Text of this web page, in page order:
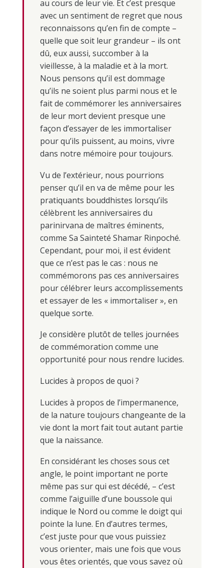
au cours de leur vie. Et c’est presque
avec un sentiment de regret que nous
reconnaissons qu’en fin de compte –
quelle que soit leur grandeur – ils ont
dû, eux aussi, succomber à la
vieillesse, à la maladie et à la mort.
Nous pensons qu’il est dommage
qu’ils ne soient plus parmi nous et le
fait de commémorer les anniversaires
de leur mort devient presque une
façon d’essayer de les immortaliser
pour qu’ils puissent, au moins, vivre
dans notre mémoire pour toujours.
Vu de l’extérieur, nous pourrions
penser qu’il en va de même pour les
pratiquants bouddhistes lorsqu’ils
célèbrent les anniversaires du
parinirvana de maîtres éminents,
comme Sa Sainteté Shamar Rinpoché.
Cependant, pour moi, il est évident
que ce n’est pas le cas : nous ne
commémorons pas ces anniversaires
pour célébrer leurs accomplissements
et essayer de les « immortaliser », en
quelque sorte.
Je considère plutôt de telles journées
de commémoration comme une
opportunité pour nous rendre lucides.
Lucides à propos de quoi ?
Lucides à propos de l’impermanence,
de la nature toujours changeante de la
vie dont la mort fait tout autant partie
que la naissance.
En considérant les choses sous cet
angle, le point important ne porte
même pas sur qui est décédé, – c’est
comme l’aiguille d’une boussole qui
indique le Nord ou comme le doigt qui
pointe la lune. En d’autres termes,
c’est juste pour que vous puissiez
vous orienter, mais une fois que vous
vous êtes orientés, que vous savez où